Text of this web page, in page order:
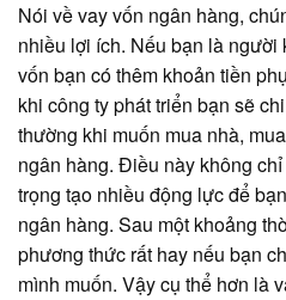
Nói về vay vốn ngân hàng,
nhiều lợi ích. Nếu bạn là
vốn bạn có thêm khoản tiền
khi công ty phát triển bạn sẽ
thường khi muốn mua nhà,
ngân hàng. Điều này không
trọng tạo nhiều động lực để
ngân hàng. Sau một khoảng
phương thức rất hay nếu bạn
mình muốn. Vậy cụ thể hơn là